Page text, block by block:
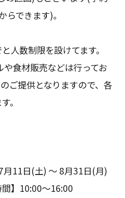
らできます)。
人数制限を設けてます。
食材販売などは行ってお
ご提供となりますので、各
。
月11日(土) ～ 8月31日(月)
間】10:00～16:00